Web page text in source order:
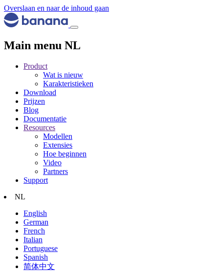
Overslaan en naar de inhoud gaan
Main menu NL
Product
Wat is nieuw
Karakteristieken
Download
Prijzen
Blog
Documentatie
Resources
Modellen
Extensies
Hoe beginnen
Video
Partners
Support
NL
English
German
French
Italian
Portuguese
Spanish
简体中文